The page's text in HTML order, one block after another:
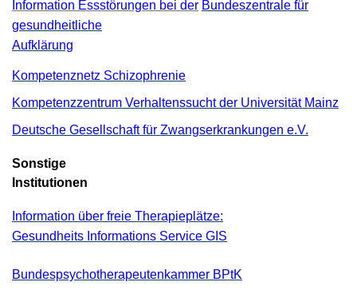
Information Essstörungen bei der Bundeszentrale für
gesundheitliche
Aufklärung
Kompetenznetz Schizophrenie
Kompetenzzentrum Verhaltenssucht der Universität Mainz
Deutsche Gesellschaft für Zwangserkrankungen e.V.
Sonstige
Institutionen
Information über freie Therapieplätze:
Gesundheits Informations Service GIS
Bundespsychotherapeutenkammer BPtK